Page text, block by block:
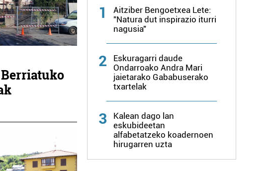
1
Aitziber Bengoetxea Lete:
"Natura dut inspirazio iturri
nagusia"
2
Eskuragarri daude
Ondarroako Andra Mari
jaietarako Gababuserako
txartelak
3
Kalean dago lan
eskubideetan
alfabetatzeko koadernoen
hirugarren uzta